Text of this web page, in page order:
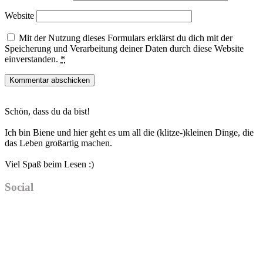
Website
Mit der Nutzung dieses Formulars erklärst du dich mit der
Speicherung und Verarbeitung deiner Daten durch diese Website
einverstanden. *
Sidebar
Schön, dass du da bist!
Ich bin Biene und hier geht es um all die (klitze-)kleinen Dinge, die
das Leben großartig machen.
Viel Spaß beim Lesen :)
Social